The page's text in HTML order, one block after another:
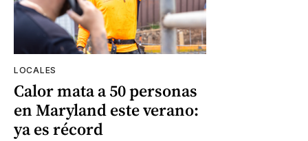
LOCALES
Calor mata a 50 personas
en Maryland este verano:
ya es récord